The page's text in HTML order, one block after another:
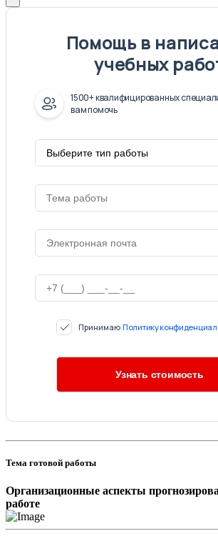
Помощь в
учебных
1500+ квалифицированных
вам помочь
Принимаю Политику
Тема готовой работы
Организационные аспекты
работе